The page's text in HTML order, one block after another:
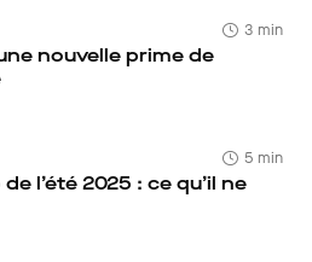
3 min
nouvelle prime de
5 min
l’été 2025 : ce qu’il ne